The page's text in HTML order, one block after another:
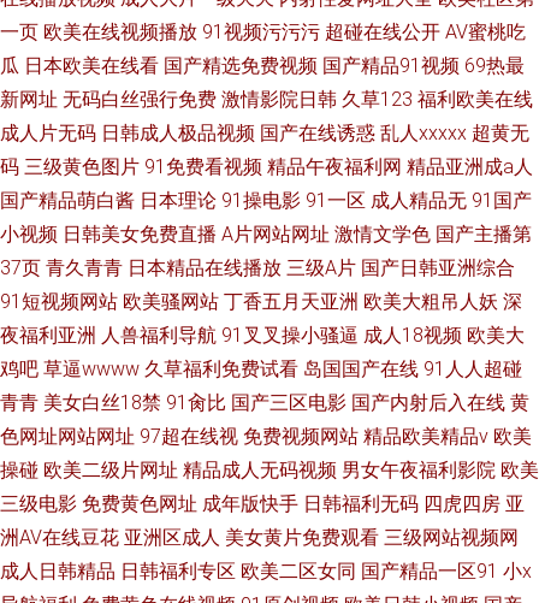
一页 欧美在线视频播放 91视频污污污 超碰在线公开 AV蜜桃吃
瓜 日本欧美在线看 国产精选免费视频 国产精品91视频 69热最
新网址 无码白丝强行免费 激情影院日韩 久草123 福利欧美在线
成人片无码 日韩成人极品视频 国产在线诱惑 乱人xxxxx 超黄无
码 三级黄色图片 91免费看视频 精品午夜福利网 精品亚洲成a人
国产精品萌白酱 日本理论 91操电影 91一区 成人精品无 91国产
小视频 日韩美女免费直播 A片网站网址 激情文学色 国产主播第
37页 青久青青 日本精品在线播放 三级A片 国产日韩亚洲综合
91短视频网站 欧美骚网站 丁香五月天亚洲 欧美大粗吊人妖 深
夜福利亚洲 人兽福利导航 91叉叉操小骚逼 成人18视频 欧美大
鸡吧 草逼wwww 久草福利免费试看 岛国国产在线 91人人超碰
青青 美女白丝18禁 91肏比 国产三区电影 国产内射后入在线 黄
色网址网站网址 97超在线视 免费视频网站 精品欧美精品v 欧美
操碰 欧美二级片网址 精品成人无码视频 男女午夜福利影院 欧美
三级电影 免费黄色网址 成年版快手 日韩福利无码 四虎四房 亚
洲AV在线豆花 亚洲区成人 美女黄片免费观看 三级网站视频网
成人日韩精品 日韩福利专区 欧美二区女同 国产精品一区91 小x